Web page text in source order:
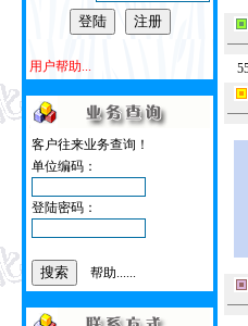
用户帮助...
客户往来业务查询！
单位编码：
登陆密码：
帮助......